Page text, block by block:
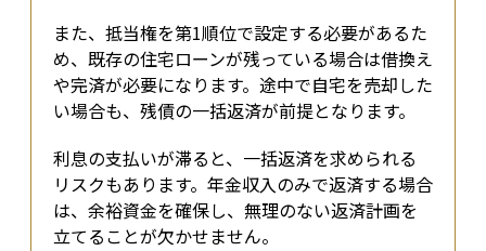
また、抵当権を第1順位で設定する必要があるた
め、既存の住宅ローンが残っている場合は借換え
や完済が必要になります。途中で自宅を売却した
い場合も、残債の一括返済が前提となります。
利息の支払いが滞ると、一括返済を求められる
リスクもあります。年金収入のみで返済する場合
は、余裕資金を確保し、無理のない返済計画を
立てることが欠かせません。